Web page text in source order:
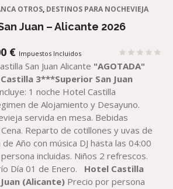
OTROS, DESTINOS PARA NOCHEVIEJA
Juan – Alicante 2026
€RANGO
DE
PRECIOS:
DESDE
199,33 €
HASTA
297,00 €
Impuestos Incluidos
San Juan Alicante "AGOTADA"
3***Superior San Juan
1 noche Hotel Castilla
de Alojamiento y Desayuno.
servida en mesa. Bebidas
Reparto de cotillones y uvas de
Año con música DJ hasta las 04:00
incluidas. Niños 2 refrescos.
Día 01 de Enero. Hotel Castilla
(Alicante) Precio por persona